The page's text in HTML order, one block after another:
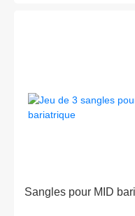
Sangles pour MID